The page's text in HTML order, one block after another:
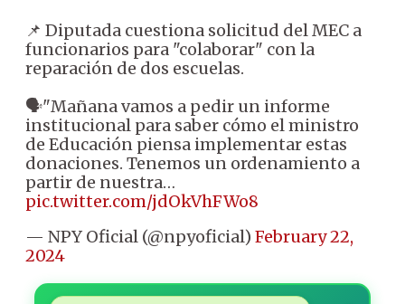
📌 Diputada cuestiona solicitud del MEC a
funcionarios para "colaborar" con la
reparación de dos escuelas.
🗣️"Mañana vamos a pedir un informe
institucional para saber cómo el ministro
de Educación piensa implementar estas
donaciones. Tenemos un ordenamiento a
partir de nuestra…
pic.twitter.com/jdOkVhFWo8
— NPY Oficial (@npyoficial) February 22,
2024